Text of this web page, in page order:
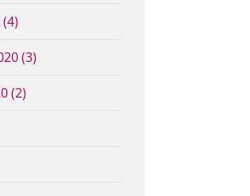
(3)
(2)